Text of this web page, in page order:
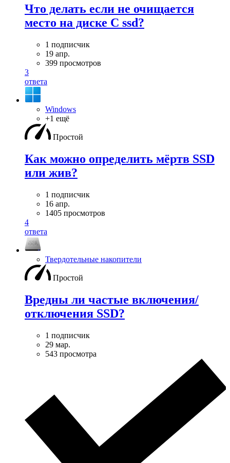
Что делать если не очищается
место на диске C ssd?
1 подписчик
19 апр.
399 просмотров
3
ответа
Windows
+1 ещё
Простой
Как можно определить мёртв SSD
или жив?
1 подписчик
16 апр.
1405 просмотров
4
ответа
Твердотельные накопители
Простой
Вредны ли частые включения/
отключения SSD?
1 подписчик
29 мар.
543 просмотра